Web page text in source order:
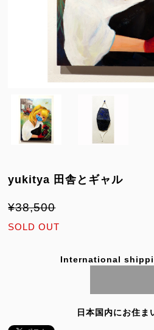
yukitya 田舎とギャル
¥38,500
SOLD OUT
International
日本国内にお住ま